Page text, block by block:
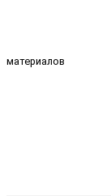
материалов